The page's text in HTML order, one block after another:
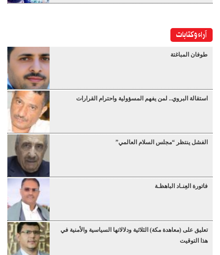
آراء وكتابات
طوفان المباغتة
استقالة البروي.. لمن يفهم المسؤولية واحترام القرارات
الفشل ينتظر “مجلس السلام العالمي”
فاتورة العِنـاد الباهظـة
تعليق على (معاهدة مكة) الثلاثية ودلالاتها السياسية والأمنية في
هذا التوقيت